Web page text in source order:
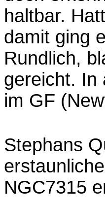
haltbar.
damit ging
Rundlich,
gereicht. In
im GF
Stephans
NGC7315